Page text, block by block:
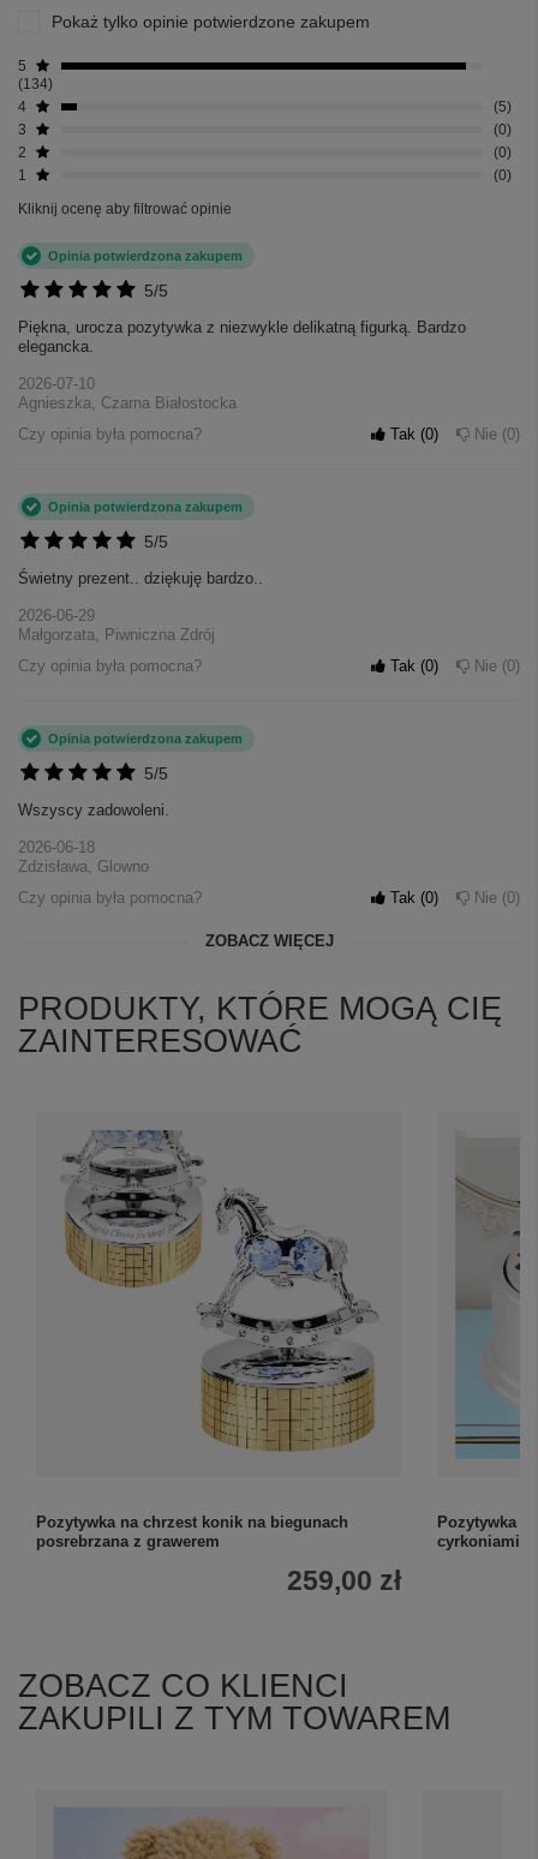
Pokaż tylko opinie potwierdzone zakupem
5
134
4
5
3
0
2
0
1
0
Kliknij ocenę aby filtrować opinie
5/5
Opinia potwierdzona zakupem
Piękna, urocza pozytywka z niezwykle delikatną figurką. Bardzo
elegancka.
2026-07-10
Agnieszka, Czarna Białostocka
Czy opinia była pomocna?
Tak 0 Nie 0
5/5
Opinia potwierdzona zakupem
Świetny prezent.. dziękuję bardzo..
2026-06-29
Małgorzata, Piwniczna Zdrój
Czy opinia była pomocna?
Tak 0 Nie 0
5/5
Opinia potwierdzona zakupem
Wszyscy zadowoleni.
2026-06-18
Zdzisława, Glowno
Czy opinia była pomocna?
Tak 0 Nie 0
ZOBACZ WIĘCEJ
PRODUKTY, KTÓRE MOGĄ CIĘ
ZAINTERESOWAĆ
Pozytywka na chrzest konik na biegunach
posrebrzana z grawerem
259,00 zł
Pozytywka
cyrkoniami z
ZOBACZ CO KLIENCI
ZAKUPILI Z TYM TOWAREM